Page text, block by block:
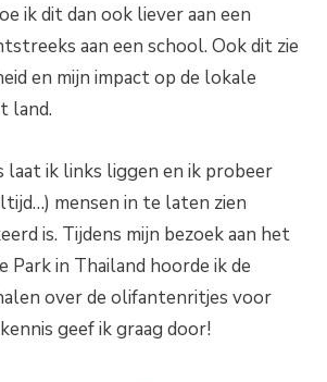
ik dit dan ook liever aan een
aan een school. Ook dit zie
en mijn impact op de lokale
land.
ik links liggen en ik probeer
mensen in te laten zien
is. Tijdens mijn bezoek aan het
Park in Thailand hoorde ik de
over de olifantenritjes voor
geef ik graag door!